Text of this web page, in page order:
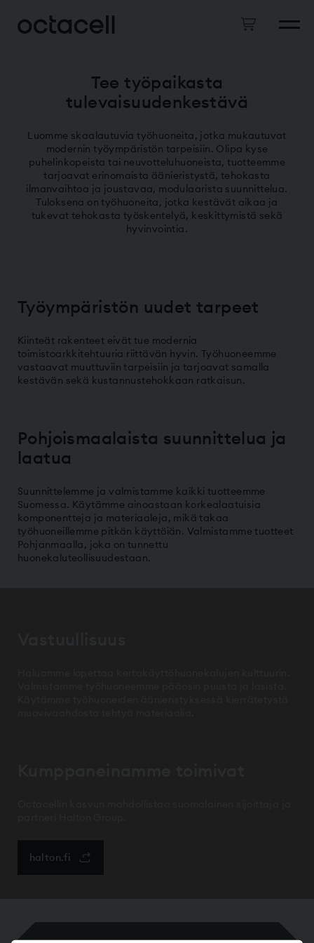
Tee työpaikasta
tulevaisuudenkestävä
Luomme skaalautuvia työhuoneita, jotka mukautuvat
modernin työympäristön tarpeisiin. Olipa kyse
puhelinkopeista tai neuvotteluhuoneista, tuotteemme
tarjoavat erinomaista äänieristystä, tehokasta
ilmanvaihtoa ja joustavaa, modulaarista suunnittelua.
Tuloksena on työhuoneita, jotka kestävät aikaa ja
tukevat tehokasta työskentelyä, keskittymistä sekä
hyvinvointia.
Työympäristön uudet tarpeet
Kiinteät rakenteet eivät tue modernia
toimistoarkkitehtuuria riittävän hyvin. Työhuoneemme
vastaavat muuttuviin tarpeisiin ja tarjoavat samalla
kestävän sekä kustannustehokkaan ratkaisun.
Pohjoismaalaista suunnittelua ja
laatua
Suunnittelemme ja valmistamme kaikki tuotteemme
Suomessa. Käytämme ainoastaan korkealaatuisia
komponentteja ja materiaaleja, mikä takaa
työhuoneillemme pitkän käyttöiän. Valmistamme tuotteet
Pohjanmaalla, joka on tunnettu
huonekaluteollisuudestaan.
halton.fiavautuu uuteen ikkunaan